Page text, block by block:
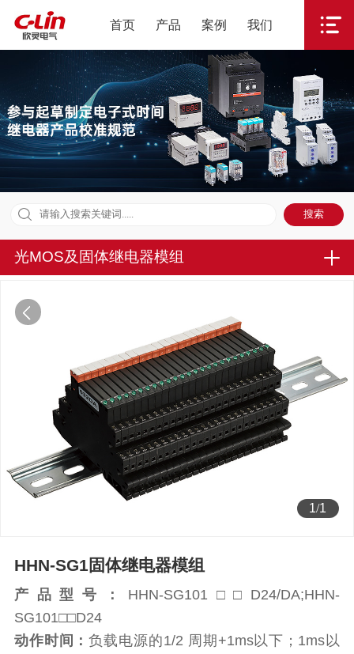
首页 产品 案例 我们
光MOS及固体继电器模组
1/1
HHN-SG1固体继电器模组
产品型号： HHN-SG101□□D24/DA;HHN-
SG101□□D24
动作时间：负载电源的1/2 周期+1ms以下；1ms以